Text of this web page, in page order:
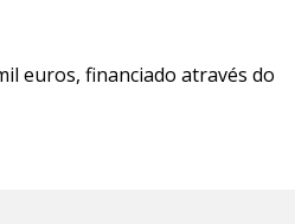
euros, financiado através do